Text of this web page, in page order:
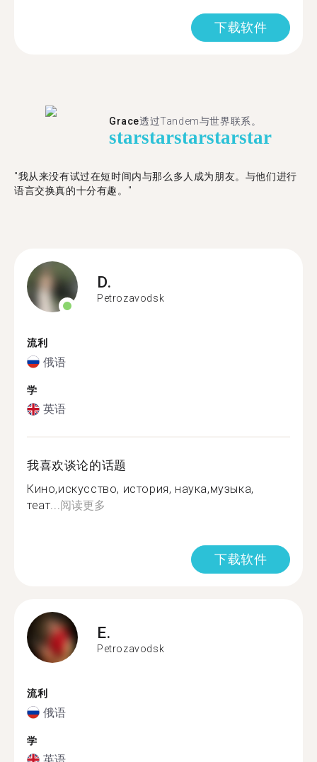
下载软件
Grace透过Tandem与世界联系。
starstarstarstarstar
"我从来没有试过在短时间内与那么多人成为朋友。与他们进行
语言交换真的十分有趣。"
D.
Petrozavodsk
流利
俄语
学
英语
我喜欢谈论的话题
Кино,искусство, история, наука,музыка,
теат...阅读更多
下载软件
E.
Petrozavodsk
流利
俄语
学